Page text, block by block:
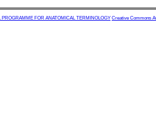
PROGRAMME FOR ANATOMICAL TERMINOLOGY Creative Commons